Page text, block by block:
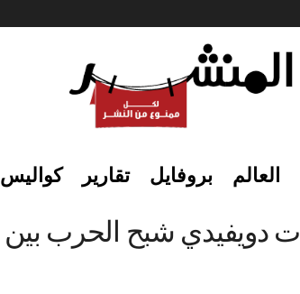
العالم بروفايل تقارير كواليس